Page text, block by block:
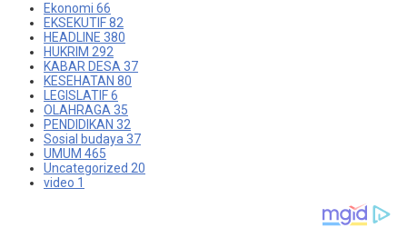
Ekonomi 66
EKSEKUTIF82
HEADLINE 380
HUKRIM 292
KABAR DESA37
KESEHATAN 80
LEGISLATIF6
OLAHRAGA35
PENDIDIKAN 32
Sosial budaya37
UMUM 465
Uncategorized 20
video 1